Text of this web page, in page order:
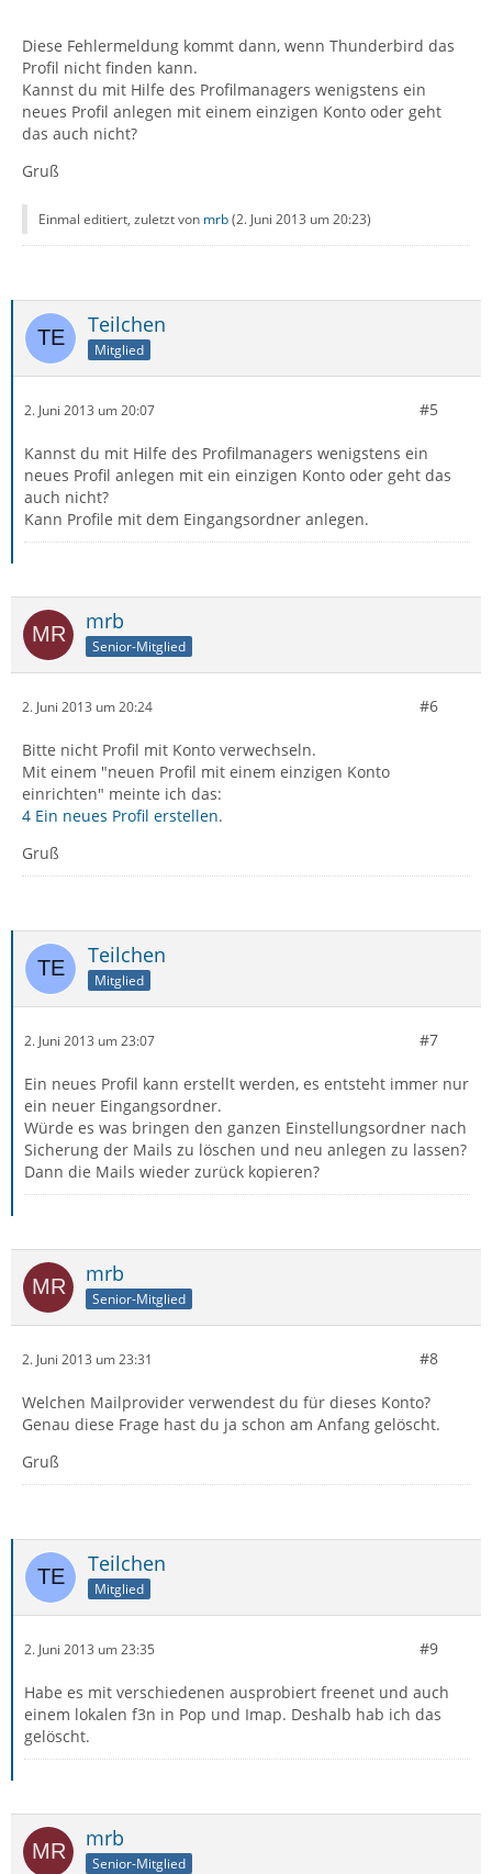
Diese Fehlermeldung kommt dann, wenn Thunderbird das
Profil nicht finden kann.
Kannst du mit Hilfe des Profilmanagers wenigstens ein
neues Profil anlegen mit einem einzigen Konto oder geht
das auch nicht?
Gruß
Einmal editiert, zuletzt von mrb(2. Juni 2013 um 20:23)
Teilchen
Mitglied
2. Juni 2013 um 20:07 #5
Kannst du mit Hilfe des Profilmanagers wenigstens ein
neues Profil anlegen mit ein einzigen Konto oder geht das
auch nicht?
Kann Profile mit dem Eingangsordner anlegen.
mrb
Senior-Mitglied
2. Juni 2013 um 20:24 #6
Bitte nicht Profil mit Konto verwechseln.
Mit einem "neuen Profil mit einem einzigen Konto
einrichten" meinte ich das:
4 Ein neues Profil erstellen.
Gruß
Teilchen
Mitglied
2. Juni 2013 um 23:07 #7
Ein neues Profil kann erstellt werden, es entsteht immer nur
ein neuer Eingangsordner.
Würde es was bringen den ganzen Einstellungsordner nach
Sicherung der Mails zu löschen und neu anlegen zu lassen?
Dann die Mails wieder zurück kopieren?
mrb
Senior-Mitglied
2. Juni 2013 um 23:31 #8
Welchen Mailprovider verwendest du für dieses Konto?
Genau diese Frage hast du ja schon am Anfang gelöscht.
Gruß
Teilchen
Mitglied
2. Juni 2013 um 23:35 #9
Habe es mit verschiedenen ausprobiert freenet und auch
einem lokalen f3n in Pop und Imap. Deshalb hab ich das
gelöscht.
mrb
Senior-Mitglied